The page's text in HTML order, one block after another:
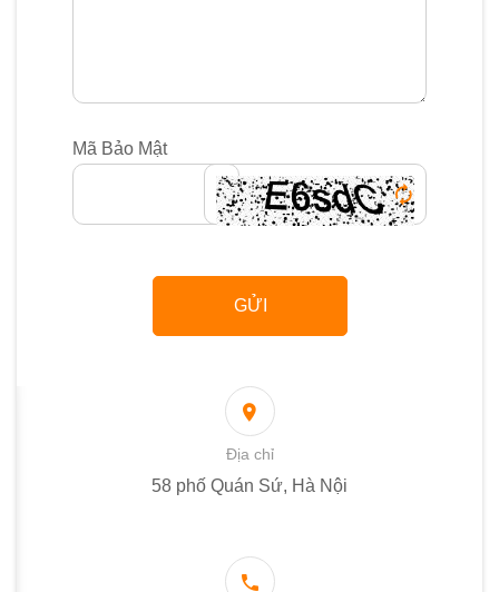
Mã Bảo Mật
Địa chỉ
58 phố Quán Sứ, Hà Nội